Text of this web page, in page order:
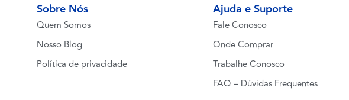
Sobre Nós
Quem Somos
Nosso Blog
Política de privacidade
Ajuda e Suporte
Fale Conosco
Onde Comprar
Trabalhe Conosco
FAQ – Dúvidas Frequentes